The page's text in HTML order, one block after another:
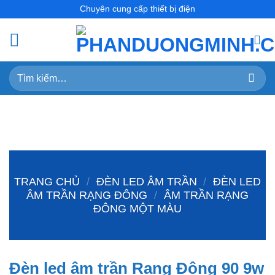
content
Chuyên cung cấp thiết bị điện
Tìm
kiếm:
TRANG CHỦ / ĐÈN LED ÂM TRẦN / ĐÈN LED
ÂM TRẦN RẠNG ĐÔNG / ÂM TRẦN RẠNG
ĐÔNG MỘT MÀU
Đèn led âm trần Rạng Đông 90 9w